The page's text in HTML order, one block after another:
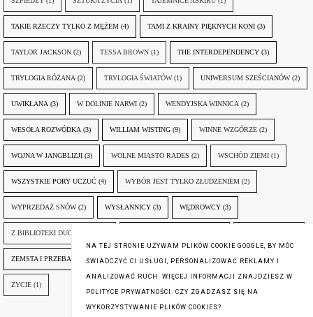
TAKIE RZECZY TYLKO Z MĘŻEM (4) TAMI Z KRAINY PIĘKNYCH KONI (3)
TAYLOR JACKSON (2) TESSA BROWN (1) THE INTERDEPENDENCY (3)
TRYLOGIA RÓŻANA (2) TRYLOGIA ŚWIATÓW (1) UNIWERSUM SZEŚCIANÓW (2)
UWIKŁANA (3) W DOLINIE NARWI (2) WENDYJSKA WINNICA (2)
WESOŁA ROZWÓDKA (3) WILLIAM WISTING (9) WINNE WZGÓRZE (2)
WOJNA W JANGBLIZJI (3) WOLNE MIASTO RADES (2) WSCHÓD ZIEMI (1)
WSZYSTKIE PORY UCZUĆ (4) WYBÓR JEST TYLKO ZŁUDZENIEM (2)
WYPRZEDAŻ SNÓW (2) WYSŁANNICY (3) WĘDROWCY (3)
Z BIBLIOTEKI DUCHA GÓR
ZEMSTA I PRZEBACZENIE (6) ŚLADY ZBRODNI (3) ŻYCIA W ŻYCIU (3)
ŻYCIE (1)
NA TEJ STRONIE UŻYWAM PLIKÓW COOKIE GOOGLE, BY MÓC
ŚWIADCZYĆ CI USŁUGI, PERSONALIZOWAĆ REKLAMY I
ANALIZOWAĆ RUCH. WIĘCEJ INFORMACJI ZNAJDZIESZ W
POLITYCE PRYWATNOŚCI. CZY ZGADZASZ SIĘ NA
WYKORZYSTYWANIE PLIKÓW COOKIES?